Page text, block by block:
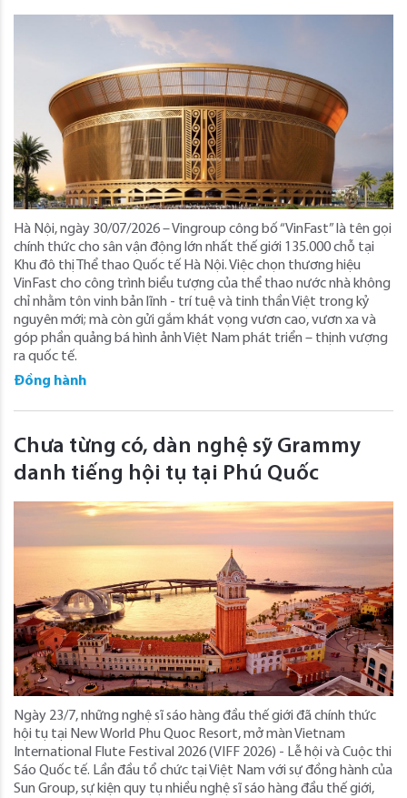
Hà Nội, ngày 30/07/2026 – Vingroup công bố “VinFast” là tên gọi
chính thức cho sân vận động lớn nhất thế giới 135.000 chỗ tại
Khu đô thị Thể thao Quốc tế Hà Nội. Việc chọn thương hiệu
VinFast cho công trình biểu tượng của thể thao nước nhà không
chỉ nhằm tôn vinh bản lĩnh - trí tuệ và tinh thần Việt trong kỷ
nguyên mới; mà còn gửi gắm khát vọng vươn cao, vươn xa và
góp phần quảng bá hình ảnh Việt Nam phát triển – thịnh vượng
ra quốc tế.
Đồng hành
Chưa từng có, dàn nghệ sỹ Grammy
danh tiếng hội tụ tại Phú Quốc
Ngày 23/7, những nghệ sĩ sáo hàng đầu thế giới đã chính thức
hội tụ tại New World Phu Quoc Resort, mở màn Vietnam
International Flute Festival 2026 (VIFF 2026) - Lễ hội và Cuộc thi
Sáo Quốc tế. Lần đầu tổ chức tại Việt Nam với sự đồng hành của
Sun Group, sự kiện quy tụ nhiều nghệ sĩ sáo hàng đầu thế giới,